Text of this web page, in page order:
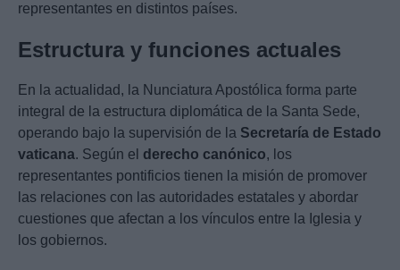
representantes en distintos países.
Estructura y funciones actuales
En la actualidad, la Nunciatura Apostólica forma parte
integral de la estructura diplomática de la Santa Sede,
operando bajo la supervisión de la Secretaría de Estado
vaticana. Según el derecho canónico, los
representantes pontificios tienen la misión de promover
las relaciones con las autoridades estatales y abordar
cuestiones que afectan a los vínculos entre la Iglesia y
los gobiernos.